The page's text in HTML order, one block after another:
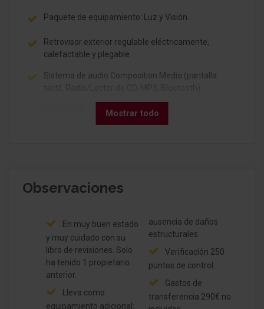
Paquete de equipamiento: Luz y Visión
Retrovisor exterior regulable eléctricamente,
calefactable y plegable
Sistema de audio Composition Media (pantalla
Sistema de sonido beats
Sistema limitador de velocidad
Airbag acompañante Desconectable
Sistema de airbag para la cabeza delante y detrás
incl. Airbag lateral delante
Aire acondicionado Climatronic 2-zonas
Mostrar todo
Observaciones
En muy buen estado
y muy cuidado con su
libro de revisiones. Solo
ha tenido 1 propietario
anterior.
Lleva como
equipamiento adicional:
ausencia de daños
estructurales.
Verificación 250
puntos de control.
Gastos de
transferencia 290€ no